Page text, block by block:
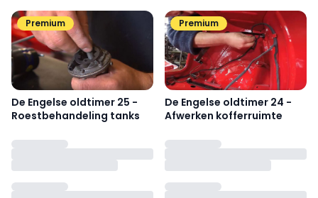
Premium
De Engelse oldtimer 25 -
Roestbehandeling tanks
Premium
De Engelse oldtimer 24 -
Afwerken kofferruimte